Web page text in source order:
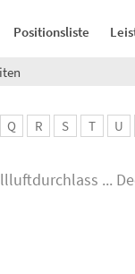
Positionsliste
Q R S T U
...